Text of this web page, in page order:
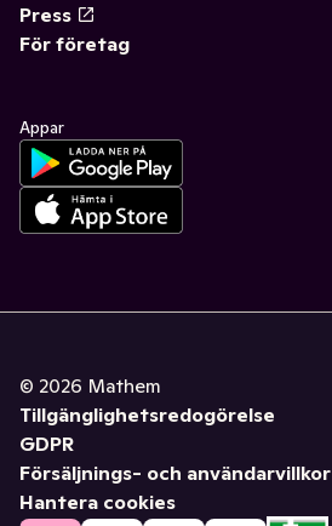
Press
För företag
Appar
© 2026 Mathem
Tillgänglighetsredogörelse
GDPR
Försäljnings- och användarvillkor
Hantera cookies